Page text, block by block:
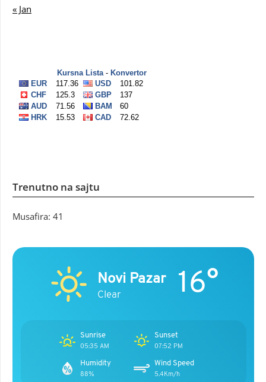
« Jan
Trenutno na sajtu
Musafira: 41
Novi Pazar
Clear 16°
Sunrise
05:35 AM
Sunset
07:52 PM
Humidity
88%
Wind Speed
5.4Km/h